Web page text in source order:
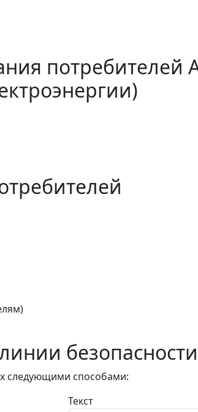
потребителей
безопасности
следующими способами:
Текст